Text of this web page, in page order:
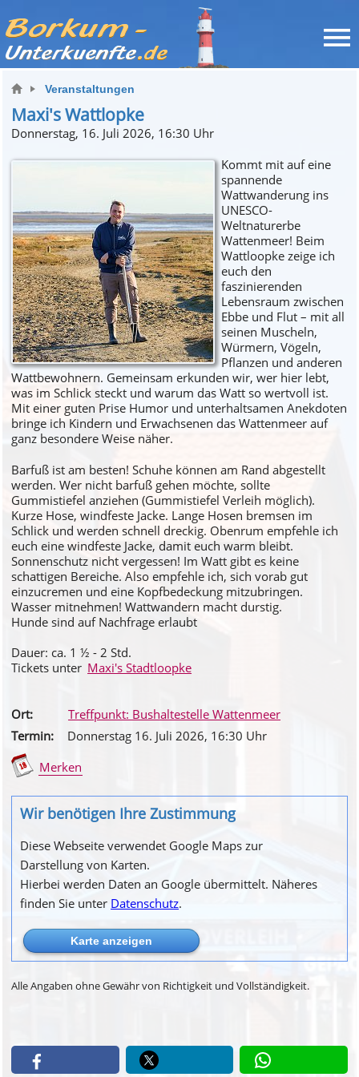
Veranstaltungen
Maxi's Wattlopke
Donnerstag, 16. Juli 2026, 16:30 Uhr
Kommt mit auf eine
spannende
Wattwanderung ins
UNESCO-
Weltnaturerbe
Wattenmeer! Beim
Wattloopke zeige ich
euch den
faszinierenden
Lebensraum zwischen
Ebbe und Flut – mit all
seinen Muscheln,
Würmern, Vögeln,
Pflanzen und anderen
Wattbewohnern. Gemeinsam erkunden wir, wer hier lebt,
was im Schlick steckt und warum das Watt so wertvoll ist.
Mit einer guten Prise Humor und unterhaltsamen Anekdoten
bringe ich Kindern und Erwachsenen das Wattenmeer auf
ganz besondere Weise näher.
Barfuß ist am besten! Schuhe können am Rand abgestellt
werden. Wer nicht barfuß gehen möchte, sollte
Gummistiefel anziehen (Gummistiefel Verleih möglich).
Kurze Hose, windfeste Jacke. Lange Hosen bremsen im
Schlick und werden schnell dreckig. Obenrum empfehle ich
euch eine windfeste Jacke, damit euch warm bleibt.
Sonnenschutz nicht vergessen! Im Watt gibt es keine
schattigen Bereiche. Also empfehle ich, sich vorab gut
einzucremen und eine Kopfbedeckung mitzubringen.
Wasser mitnehmen! Wattwandern macht durstig.
Hunde sind auf Nachfrage erlaubt
Dauer: ca. 1 ½ - 2 Std.
Tickets unter Maxi's Stadtloopke
Ort:
Treffpunkt: Bushaltestelle Wattenmeer
Termin:
Donnerstag 16. Juli 2026, 16:30 Uhr
Merken
Wir benötigen Ihre Zustimmung
Diese Webseite verwendet Google Maps zur
Darstellung von Karten.
Hierbei werden Daten an Google übermittelt. Näheres
finden Sie unter Datenschutz.
Alle Angaben ohne Gewähr von Richtigkeit und Vollständigkeit.